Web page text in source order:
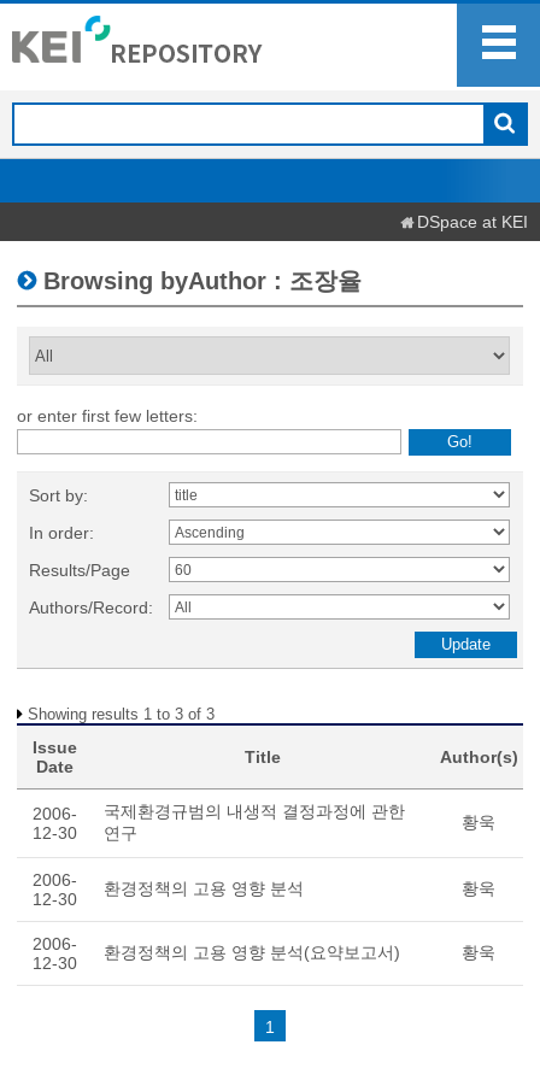
DSpace at KEI
Browsing byAuthor : 조장율
or enter first few letters:
Sort by:
In order:
Results/Page
Authors/Record:
Showing results 1 to 3 of 3
Issue
Date
Title Author(s)
2006-
12-30
국제환경규범의 내생적 결정과정에 관한
연구
황욱
2006-
12-30
환경정책의 고용 영향 분석 황욱
2006-
12-30
환경정책의 고용 영향 분석(요약보고서) 황욱
1